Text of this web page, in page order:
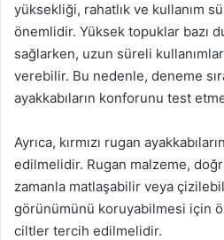
yüksekliği, rahatlık ve kullanım
önemlidir. Yüksek topuklar bazı
sağlarken, uzun süreli
verebilir. Bu nedenle, deneme
ayakkabıların konforunu test
Ayrıca, kırmızı rugan
edilmelidir. Rugan malzeme,
zamanla matlaşabilir veya
görünümünü koruyabilmesi için
ciltler tercih edilmelidir.